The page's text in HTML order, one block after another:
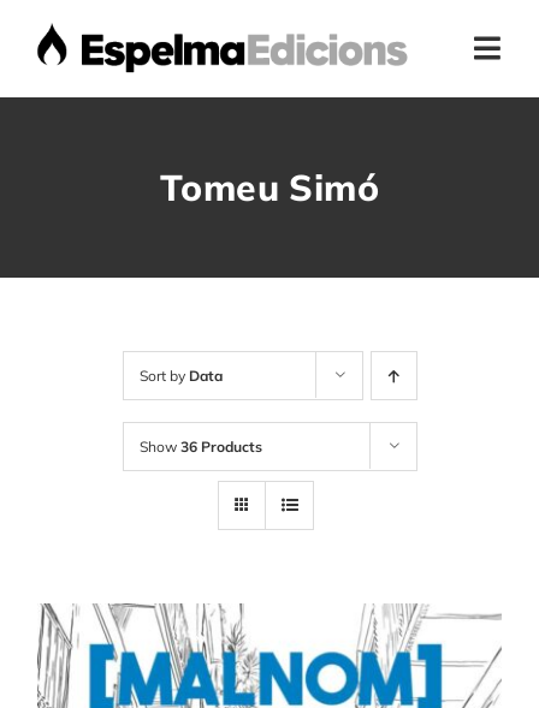
Actualitat
Contacte
WooCommerce Cart
Tomeu Simó
Sort by Data
Show 36 Products